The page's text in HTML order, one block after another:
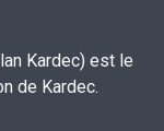
Kardec) est le
de Kardec.